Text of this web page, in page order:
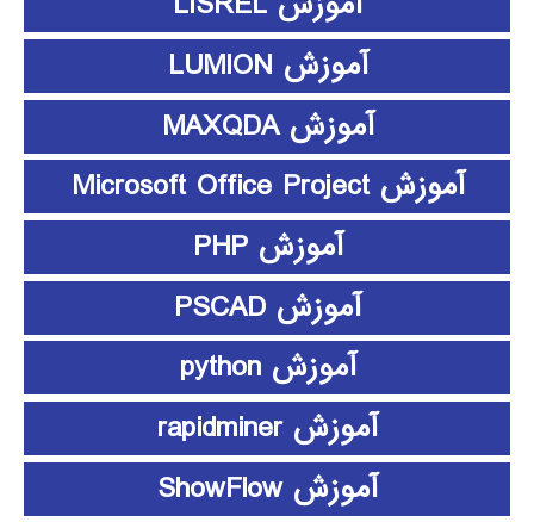
آموزش LUMION
آموزش MAXQDA
آموزش Microsoft Office Project
آموزش PHP
آموزش PSCAD
آموزش python
آموزش rapidminer
آموزش ShowFlow